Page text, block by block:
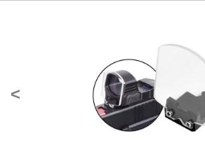
<